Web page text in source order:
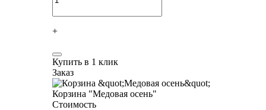
+
Купить в 1 клик
Заказ
Корзина "Медовая осень"
Стоимость